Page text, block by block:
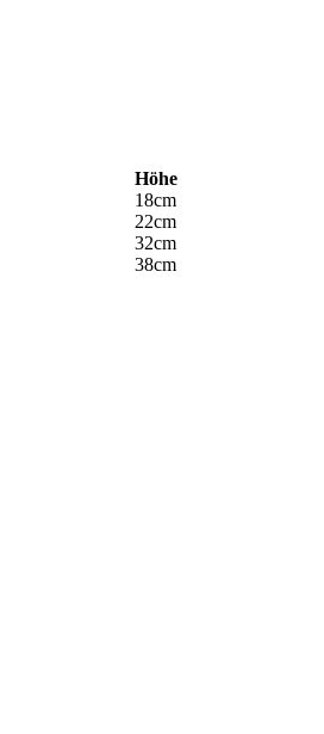
Höhe
18cm
22cm
32cm
38cm